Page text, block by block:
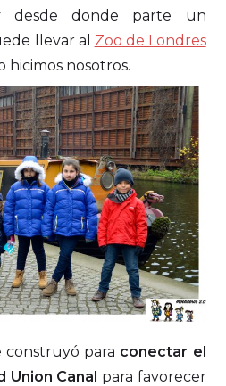
desde donde parte un
llevar al Zoo de Londres
hicimos nosotros.
construyó para conectar el
Union Canal para favorecer